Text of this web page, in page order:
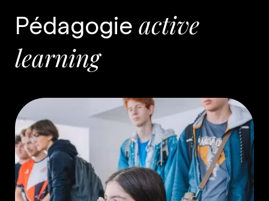
Pédagogie active
learning